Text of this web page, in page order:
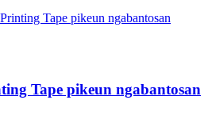
Tape pikeun ngabantosan